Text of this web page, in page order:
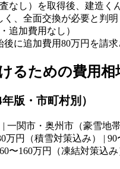
なし）を取得後、建造く
く、全面交換が必要と判明
追加費用なし）
後に追加費用80万円を請
るための費用相
版・市町村別）
関市・奥州市（豪雪地
万円（積雪対策込み） |
〜160万円（凍結対策込